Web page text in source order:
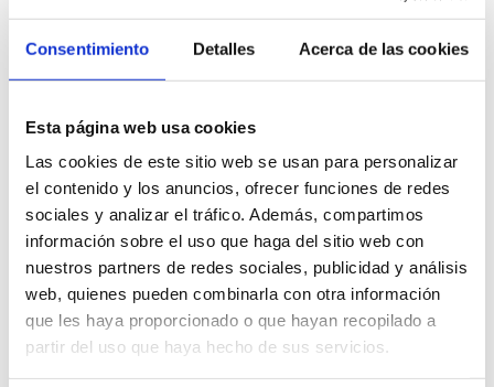
Consentimiento Detalles Acerca de las cookies
Esta página web usa cookies
Las cookies de este sitio web se usan para personalizar
el contenido y los anuncios, ofrecer funciones de redes
sociales y analizar el tráfico. Además, compartimos
información sobre el uso que haga del sitio web con
nuestros partners de redes sociales, publicidad y análisis
web, quienes pueden combinarla con otra información
que les haya proporcionado o que hayan recopilado a
partir del uso que haya hecho de sus servicios.